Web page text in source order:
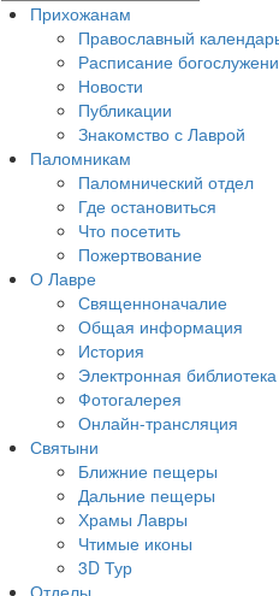
Прихожанам
Православный
Расписание
Новости
Публикации
Знакомство с Лаврой
Паломникам
Паломнический отдел
Где остановиться
Что посетить
Пожертвование
О Лавре
Священноначалие
Общая информация
История
Электронная библиотека
Фотогалерея
Онлайн-трансляция
Святыни
Ближние пещеры
Дальние пещеры
Храмы Лавры
Чтимые иконы
3D Тур
Отделы